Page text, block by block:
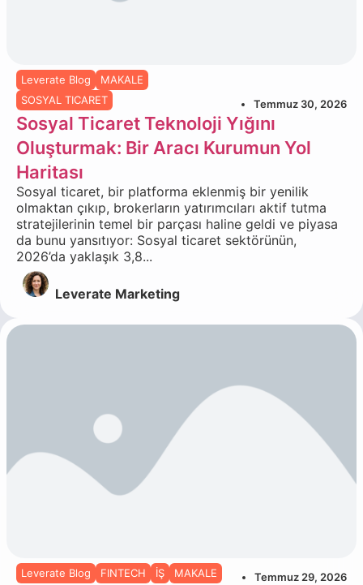
Leverate Blog
MAKALE
SOSYAL TICARET
Temmuz 30, 2026
Sosyal Ticaret Teknoloji Yığını
Oluşturmak: Bir Aracı Kurumun Yol
Haritası
Sosyal ticaret, bir platforma eklenmiş bir yenilik
olmaktan çıkıp, brokerların yatırımcıları aktif tutma
stratejilerinin temel bir parçası haline geldi ve piyasa
da bunu yansıtıyor: Sosyal ticaret sektörünün,
2026’da yaklaşık 3,8...
Leverate Marketing
Leverate Blog FINTECH İŞ MAKALE Temmuz 29, 2026